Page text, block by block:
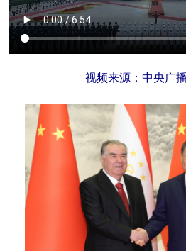
视频来源：中央广